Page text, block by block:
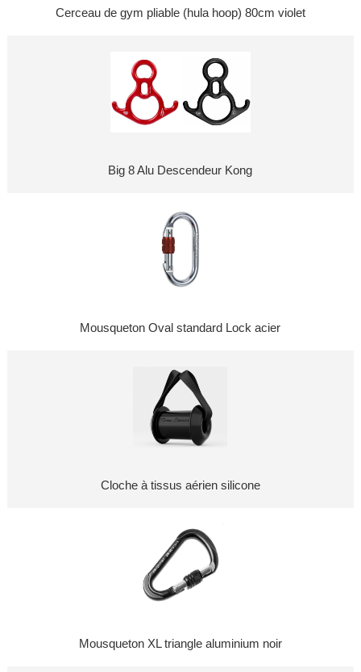
Cerceau de gym pliable (hula hoop) 80cm violet
Big 8 Alu Descendeur Kong
Mousqueton Oval standard Lock acier
Cloche à tissus aérien silicone
Mousqueton XL triangle aluminium noir